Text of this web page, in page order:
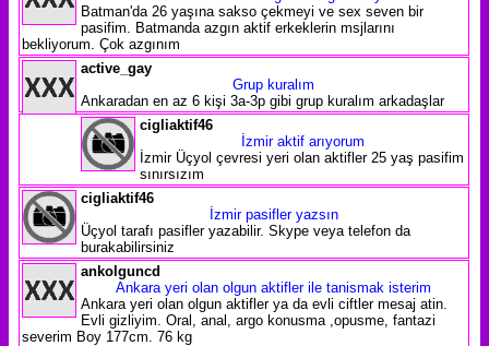
Batman'da 26 yaşına sakso çekmeyi ve sex seven bir
pasifim. Batmanda azgın aktif erkeklerin msjlarını
bekliyorum. Çok azgınım
active_gay
Grup kuralım
Ankaradan en az 6 kişi 3a-3p gibi grup kuralım arkadaşlar
cigliaktif46
İzmir aktif arıyorum
İzmir Üçyol çevresi yeri olan aktifler 25 yaş pasifim
sınırsızım
cigliaktif46
İzmir pasifler yazsın
Üçyol tarafı pasifler yazabilir. Skype veya telefon da
burakabilirsiniz
ankolguncd
Ankara yeri olan olgun aktifler ile tanismak isterim
Ankara yeri olan olgun aktifler ya da evli ciftler mesaj atin.
Evli gizliyim. Oral, anal, argo konusma ,opusme, fantazi
severim Boy 177cm. 76 kg